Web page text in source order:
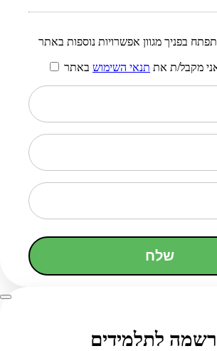
בפניך מגוון אפשרויות נוספות באתר
מקבל/ת את תנאי השימוש באתר
שלח
לתלמידים